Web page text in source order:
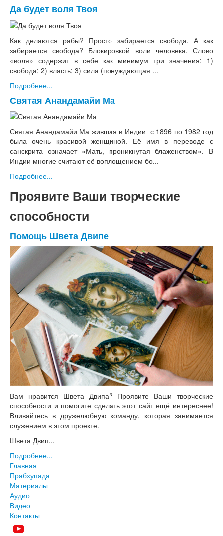
Да будет воля Твоя
Как делаются рабы? Просто забирается свобода. А как
забирается свобода? Блокировкой воли человека. Слово
«воля» содержит в себе как минимум три значения: 1)
свобода; 2) власть; 3) сила (понуждающая ...
Подробнее...
Святая Анандамайи Ма
Святая Анандамайи Ма жившая в Индии с 1896 по 1982 год
была очень красивой женщиной. Её имя в переводе с
санскрита означает «Мать, проникнутая блаженством». В
Индии многие считают её воплощением бо...
Подробнее...
Проявите Ваши творческие
способности
Помощь Швета Двипе
Вам нравится Швета Двипа? Проявите Ваши творческие
способности и помогите сделать этот сайт ещё интереснее!
Вливайтесь в дружелюбную команду, которая занимается
служением в этом проекте.
Швета Двип...
Подробнее...
Главная
Прабхупада
Материалы
Аудио
Видео
Контакты